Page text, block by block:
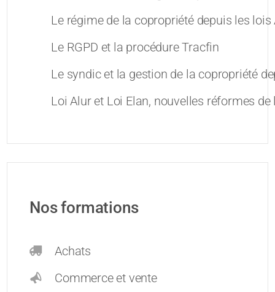
Le régime de la copropriété depuis les lois
Le RGPD et la procédure Tracfin
Le syndic et la gestion de la copropriété
Loi Alur et Loi Elan, nouvelles réformes
Nos formations
Achats
Commerce et vente